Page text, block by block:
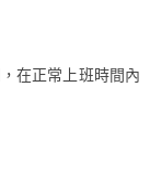
在正常上班時間內